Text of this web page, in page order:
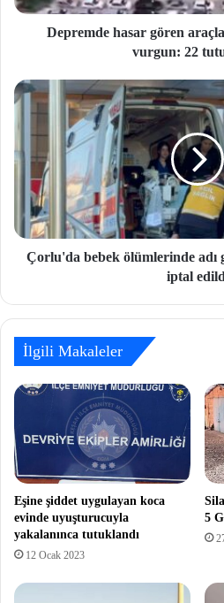
Depremde hasar gören
vurgun: 22
Çorlu'da bebek ölümlerinde adı
iptal
İlgili Makaleler
Eşine şiddet uygulayan koca
evinde uyuşturucuyla
yakalanınca tutuklandı
12 Ocak 2023
5